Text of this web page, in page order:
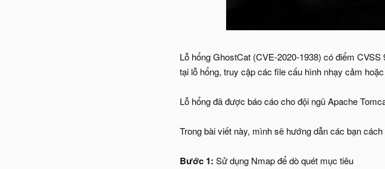
Lỗ hổng GhostCat (CVE-2020-1938) có điểm
tại lỗ hổng, truy cập các file cấu hình nhạy cảm
Lỗ hổng đã được báo cáo cho đội ngũ Apache
Trong bài viết này, mình sẽ hướng dẫn các bạn
Bước 1: Sử dụng Nmap để dò quét mục tiêu